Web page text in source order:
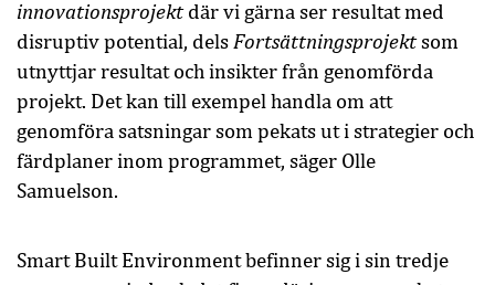
innovationsprojektdär vi gärna ser resultat med
disruptiv potential, dels Fortsättningsprojektsom
utnyttjar resultat och insikter från genomförda
projekt. Det kan till exempel handla om att
genomföra satsningar som pekats ut i strategier och
färdplaner inom programmet, säger Olle
Samuelson.
Smart Built Environment befinner sig i sin tredje